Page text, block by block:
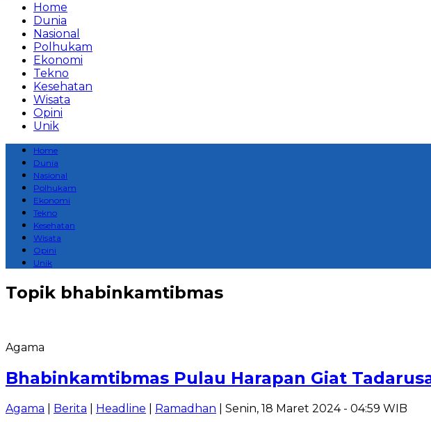
Home
Dunia
Nasional
Polhukam
Ekonomi
Tekno
Kesehatan
Wisata
Opini
Unik
Home
Dunia
Nasional
Polhukam
Ekonomi
Tekno
Kesehatan
Wisata
Opini
Unik
Topik bhabinkamtibmas
Agama
Bhabinkamtibmas Pulau Harapan Giat
Agama Berita Headline Ramadhan | Senin, 18 Maret 2024 - 04:59 WIB